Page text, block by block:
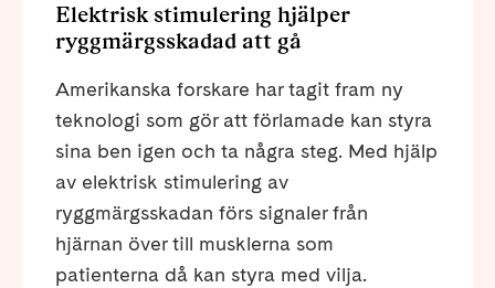
Elektrisk stimulering hjälper
ryggmärgsskadad att gå
Amerikanska forskare har tagit fram ny
teknologi som gör att förlamade kan styra
sina ben igen och ta några steg. Med hjälp
av elektrisk stimulering av
ryggmärgsskadan förs signaler från
hjärnan över till musklerna som
patienterna då kan styra med vilja.